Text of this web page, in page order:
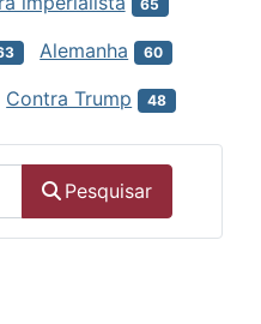
65
Alemanha 60
Contra Trump 48
Pesquisar